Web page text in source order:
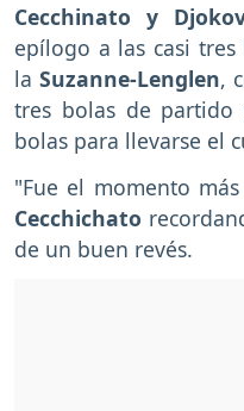
Cecchinato y
epílogo a las casi
la Suzanne-Lenglen,
tres bolas de partido
bolas para llevarse el
"Fue el momento
Cecchichato
de un buen revés.